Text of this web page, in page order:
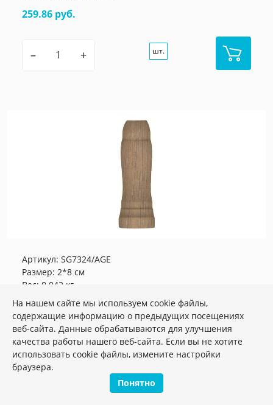
259.86 руб.
– + шт.
Артикул: SG7324/AGE
Размер: 2*8 см
Вес: 0.042 кг
SG7324/AGE Угол внешний Тровазо
бежевый матовый 8x2,9x1,4
Плиток в упаковке:27шт
259.86 руб.
шт.
На нашем сайте мы используем cookie файлы,
содержащие информацию о предыдущих посещениях
веб-сайта. Данные обрабатываются для улучшения
качества работы нашего веб-сайта. Если вы не хотите
использовать cookie файлы, измените настройки
браузера.
Понятно